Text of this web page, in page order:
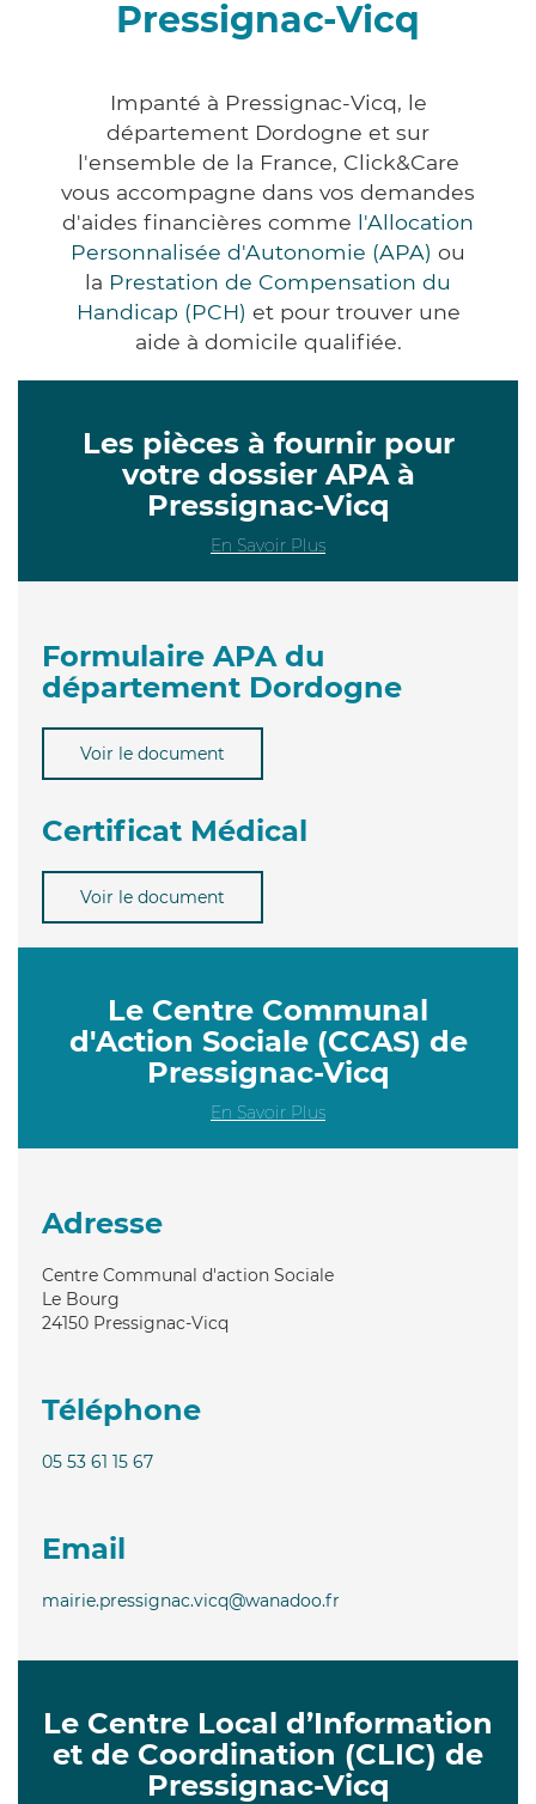
Pressignac-Vicq
Impanté à Pressignac-Vicq, le
département Dordogne et sur
l'ensemble de la France, Click&Care
vous accompagne dans vos demandes
d'aides financières comme l'Allocation
Personnalisée d'Autonomie (APA) ou
la Prestation de Compensation du
Handicap (PCH) et pour trouver une
aide à domicile qualifiée.
Les pièces à fournir pour
votre dossier APA à
Pressignac-Vicq
En Savoir Plus
Formulaire APA du
département Dordogne
Voir le document
Certificat Médical
Voir le document
Le Centre Communal
d'Action Sociale (CCAS) de
Pressignac-Vicq
En Savoir Plus
Adresse
Centre Communal d'action Sociale
Le Bourg
24150 Pressignac-Vicq
Téléphone
05 53 61 15 67
Email
mairie.pressignac.vicq@wanadoo.fr
Le Centre Local d’Information
et de Coordination (CLIC) de
Pressignac-Vicq